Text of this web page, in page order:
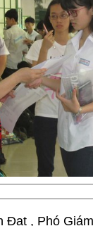
Đạt , Phó